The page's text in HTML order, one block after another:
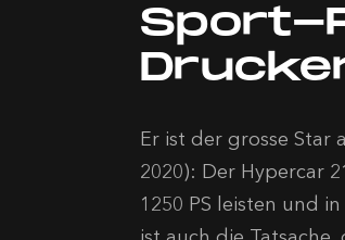
Sport-
Er ist der grosse Star
2020): Der Hypercar
1250 PS leisten und